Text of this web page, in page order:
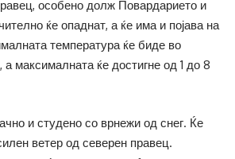
особено долж Повардарието и
ќе опаднат, а ќе има и појава на
температура ќе биде во
максималната ќе достигне од 1 до 8
и студено со врнежи од снег. Ќе
ветер од северен правец.